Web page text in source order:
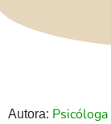
Autora: